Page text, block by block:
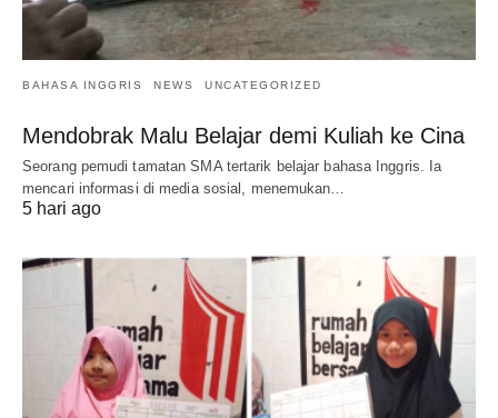
BAHASA INGGRIS NEWS UNCATEGORIZED
Mendobrak Malu Belajar demi Kuliah ke Cina
Seorang pemudi tamatan SMA tertarik belajar bahasa Inggris. Ia
mencari informasi di media sosial, menemukan…
5 hari ago